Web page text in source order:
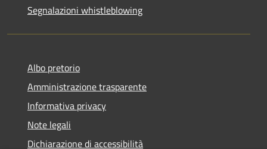
Segnalazioni whistleblowing
Albo pretorio
Amministrazione trasparente
Informativa privacy
Note legali
Dichiarazione di accessibilità